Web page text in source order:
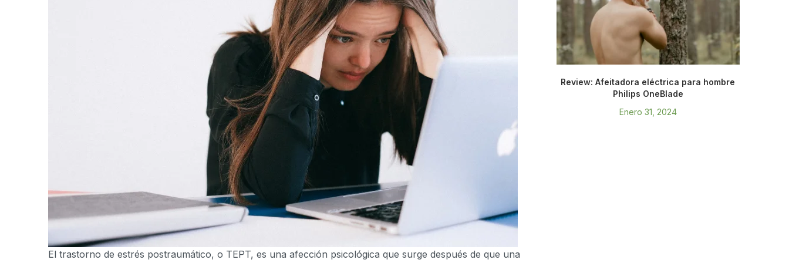
El trastorno de estrés postraumático, o TEPT, es una afección psicológica que surge después de que una
Review: Afeitadora eléctrica para hombre
Philips OneBlade
Enero 31, 2024